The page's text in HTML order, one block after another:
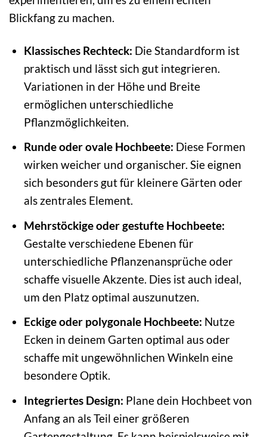
Blickfang zu machen.
Klassisches Rechteck: Die Standardform ist
praktisch und lässt sich gut integrieren.
Variationen in der Höhe und Breite
ermöglichen unterschiedliche
Pflanzmöglichkeiten.
Runde oder ovale Hochbeete: Diese Formen
wirken weicher und organischer. Sie eignen
sich besonders gut für kleinere Gärten oder
als zentrales Element.
Mehrstöckige oder gestufte Hochbeete:
Gestalte verschiedene Ebenen für
unterschiedliche Pflanzenansprüche oder
schaffe visuelle Akzente. Dies ist auch ideal,
um den Platz optimal auszunutzen.
Eckige oder polygonale Hochbeete: Nutze
Ecken in deinem Garten optimal aus oder
schaffe mit ungewöhnlichen Winkeln eine
besondere Optik.
Integriertes Design: Plane dein Hochbeet von
Anfang an als Teil einer größeren